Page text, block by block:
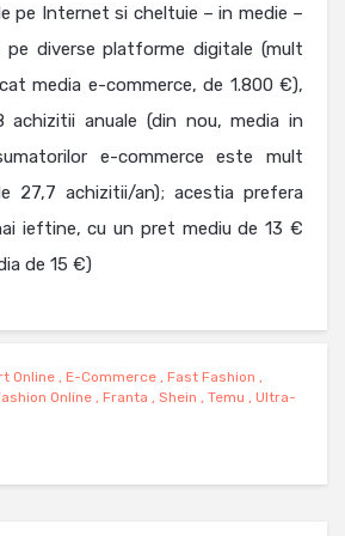
pe Internet si cheltuie – in medie –
diverse platforme digitale (mult
media e-commerce, de 1.800 €),
achizitii anuale (din nou, media in
e-commerce este mult
27,7 achizitii/an); acestia prefera
ieftine, cu un pret mediu de 13 €
de 15 €)
Online , E-Commerce , Fast Fashion ,
Online , Franta , Shein , Temu , Ultra-